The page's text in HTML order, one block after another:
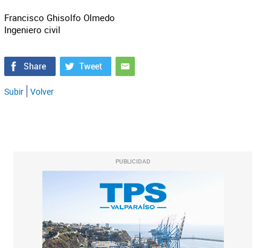
Francisco Ghisolfo Olmedo
Ingeniero civil
Subir Volver
PUBLICIDAD